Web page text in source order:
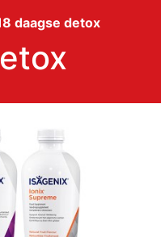
daagse detox